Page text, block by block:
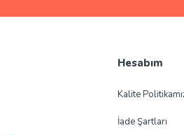
Hesabım
Kalite
İade Şartları